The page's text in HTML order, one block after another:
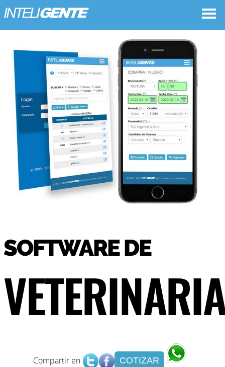
SOFTWARE DE
Compartir en COTIZAR